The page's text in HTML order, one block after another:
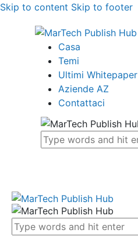
Skip to content Skip to footer
Casa
Temi
Ultimi Whitepaper
Aziende AZ
Contattaci